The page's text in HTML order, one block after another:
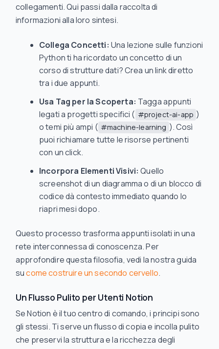
collegamenti. Qui passi dalla raccolta di
informazioni alla loro sintesi.
Collega Concetti: Una lezione sulle funzioni
Python ti ha ricordato un concetto di un
corso di strutture dati? Crea un link diretto
tra i due appunti.
Usa Tag per la Scoperta: Tagga appunti
legati a progetti specifici ( #project-ai-app )
o temi più ampi ( #machine-learning ). Così
puoi richiamare tutte le risorse pertinenti
con un click.
Incorpora Elementi Visivi: Quello
screenshot di un diagramma o di un blocco di
codice dà contesto immediato quando lo
riapri mesi dopo.
Questo processo trasforma appunti isolati in una
rete interconnessa di conoscenza. Per
approfondire questa filosofia, vedi la nostra guida
sucome costruire un secondo cervello.
Un Flusso Pulito per Utenti Notion
Se Notion è il tuo centro di comando, i principi sono
gli stessi. Ti serve un flusso di copia e incolla pulito
che preservi la struttura e la ricchezza degli